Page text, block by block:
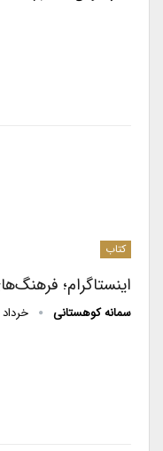
کتاب
اینستاگرام؛
سمانه کوهستانی خرداد 25, 1399